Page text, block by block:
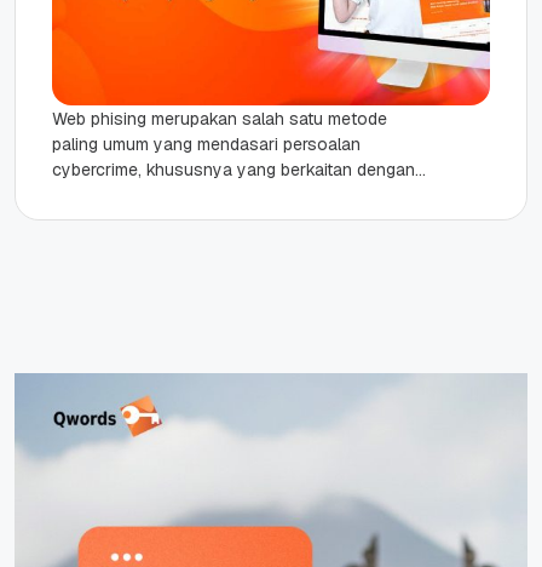
Web phising merupakan salah satu metode
paling umum yang mendasari persoalan
cybercrime, khususnya yang berkaitan dengan
sejumlah negara...